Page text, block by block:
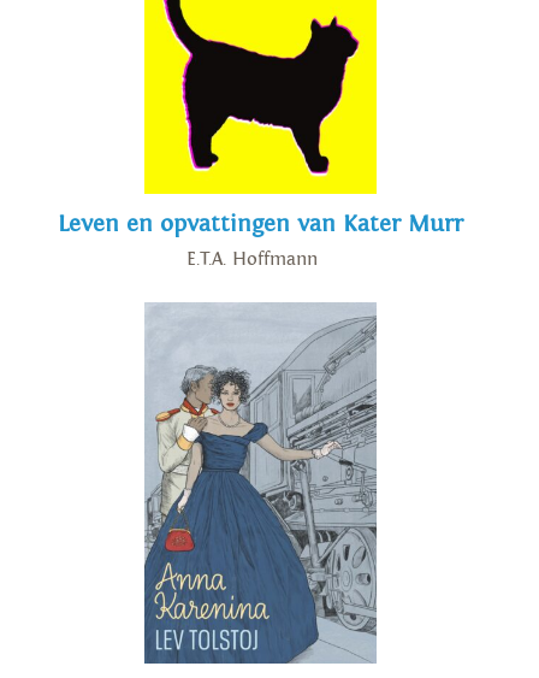
Leven en opvattingen van Kater Murr
E.T.A. Hoffmann